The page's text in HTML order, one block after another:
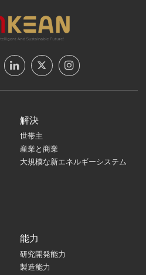
解決
世帯主
産業と商業
大規模な新エネルギーシステム
能力
研究開発能力
製造能力